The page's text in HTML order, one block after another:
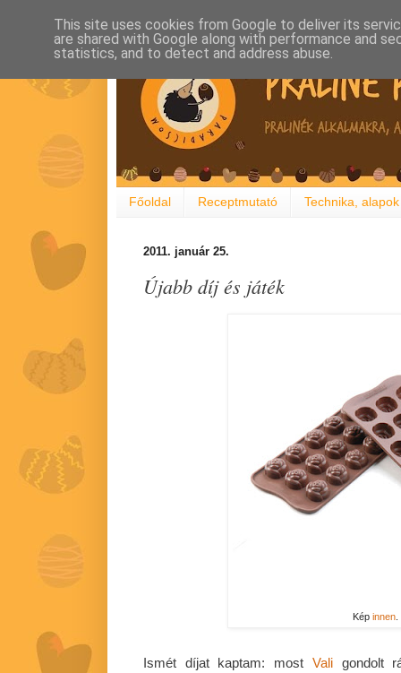
Főoldal Receptmutató Technika, alapok
2011. január 25.
Újabb díj és játék
Képinnen.
Ismét díjat kaptam: most Valigondolt
This site uses cookies from Google to deliver its
are shared with Google along with performance and
statistics, and to detect and address abuse.